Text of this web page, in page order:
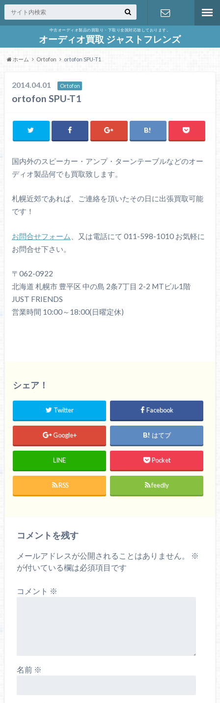
中古オーディオ製品の買取り・下取り全国対応致しております。
オーディオ買取 ジャストフレンズ
お問合せ
ホーム Ortofon ortofon SPU-T1
2014.04.01 Ortofon
ortofon SPU-T1
国内外のスピーカー・アンプ・ターンテーブルなどのオー
ディオ製品何でも買取致します。
札幌近郊であれば、ご連絡を頂いたその日に出張買取可能
です！
お問合せフォーム 、又は電話にて 011-598-1010 お気軽に
お問合せ下さい。
〒062-0922
北海道 札幌市 豊平区 中の島 2条7丁目 2-2 MTビル1階
JUST FRIENDS
営業時間 10:00～18:00(日曜定休)
シェア！
Twitter Facebook
Google+ はてブ
LINE Pocket
RSS feedly
コメントを残す
メールアドレスが公開されることはありません。
※
が付いている欄は必須項目です
コメント ※
名前 ※